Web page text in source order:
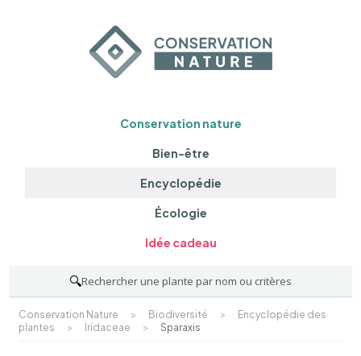
Conservation nature
Bien-être
Encyclopédie
Écologie
Idée cadeau
🔍Rechercher une plante par nom ou critères
Conservation Nature > Biodiversité >
Encyclopédie des
plantes
> Iridaceae > Sparaxis